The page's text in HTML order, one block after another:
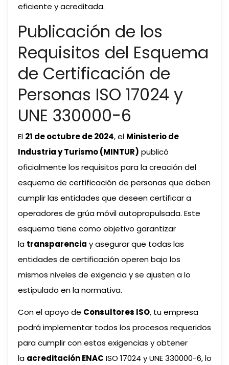
eficiente y acreditada.
Publicación de los
Requisitos del Esquema
de Certificación de
Personas ISO 17024 y
UNE 330000-6
El 21 de octubre de 2024, el Ministerio de
Industria y Turismo (MINTUR) publicó
oficialmente los requisitos para la creación del
esquema de certificación de personas que deben
cumplir las entidades que deseen certificar a
operadores de grúa móvil autopropulsada. Este
esquema tiene como objetivo garantizar
la transparencia y asegurar que todas las
entidades de certificación operen bajo los
mismos niveles de exigencia y se ajusten a lo
estipulado en la normativa.
Con el apoyo de Consultores ISO, tu empresa
podrá implementar todos los procesos requeridos
para cumplir con estas exigencias y obtener
la acreditación ENAC ISO 17024 y UNE 330000-6, lo